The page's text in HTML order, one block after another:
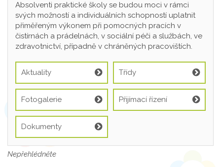
Absolventi praktické školy se budou moci v rámci
svých možností a individuálních schopností uplatnit
přiměřeným výkonem při pomocných pracích v
čistírnách a prádelnách, v sociální péči a službách, ve
zdravotnictví, případně v chráněných pracovištích.
Aktuality Třídy
Fotogalerie Přijímací řízení
Dokumenty
Nepřehlédněte